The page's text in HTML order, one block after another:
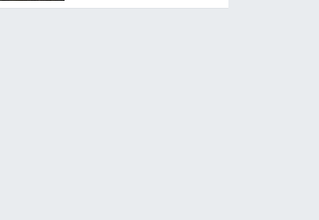
Dünyada ve Türkiye’de